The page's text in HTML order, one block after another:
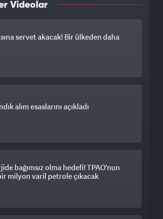
Videolar
servet akacak! Bir ülkeden daha
alım esaslarını açıkladı
bağımsız olma hedefi! TPAO'nun
milyon varil petrole çıkacak